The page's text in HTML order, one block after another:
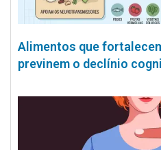
Alimentos que
previnem o declínio